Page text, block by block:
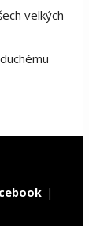
velkých